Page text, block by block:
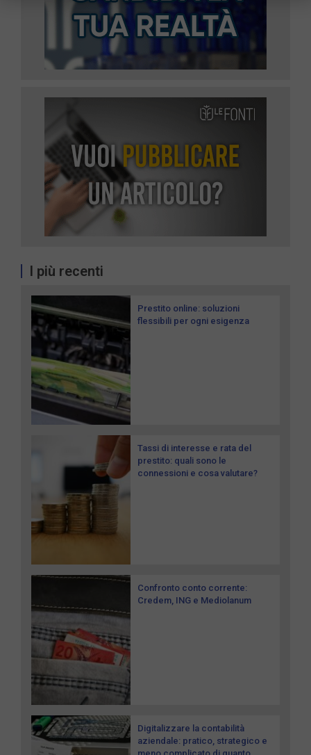
I più recenti
Prestito online: soluzioni
flessibili per ogni esigenza
Tassi di interesse e rata del
prestito: quali sono le
connessioni e cosa valutare?
Confronto conto corrente:
Credem, ING e Mediolanum
Digitalizzare la contabilità
aziendale: pratico, strategico e